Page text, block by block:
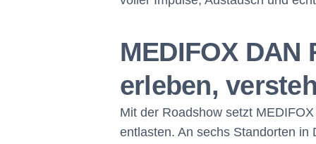
MEDIFOX
erleben,
Mit der Roadshow setzt
entlasten. An sechs Standorten in